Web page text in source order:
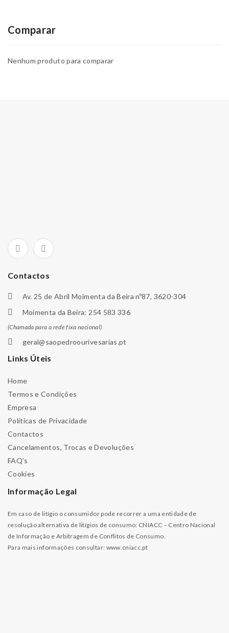
Comparar
Nenhum produto para comparar
Contactos
Av. 25 de Abril Moimenta da Beira nº87, 3620-304
Moimenta da Beira: 254 583 336
(Chamada para a rede fixa nacional)
geral@saopedroourivesarias.pt
Links Úteis
Home
Termos e Condições
Empresa
Políticas de Privacidade
Contactos
Cancelamentos, Trocas e Devoluções
FAQ’s
Cookies
Informação Legal
Em caso de litígio o consumidor pode recorrer a uma entidade de
resolução alternativa de litígios de consumo: CNIACC – Centro Nacional
de Informação e Arbitragem de Conflitos de Consumo.
Para mais informações consultar: www.cniacc.pt